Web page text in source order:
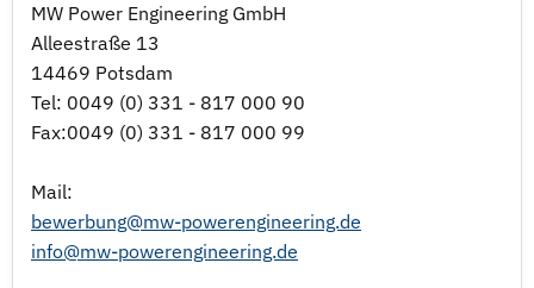
MW Power Engineering GmbH
Alleestraße 13
14469 Potsdam
Tel: 0049 (0) 331 - 817 000 90
Fax:0049 (0) 331 - 817 000 99
Mail:
bewerbung@mw-powerengineering.de
info@mw-powerengineering.de